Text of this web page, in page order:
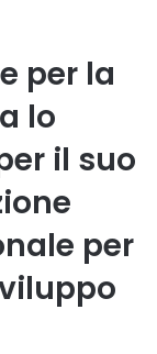
per la
lo
il suo
per